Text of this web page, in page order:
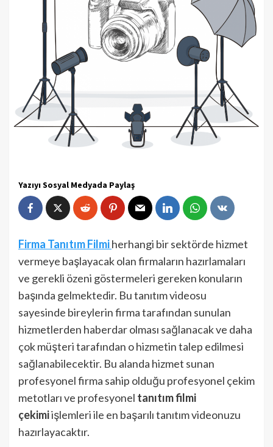
Yazıyı Sosyal Medyada Paylaş
Firma Tanıtım Filmiherhangi bir sektörde hizmet
vermeye başlayacak olan firmaların hazırlamaları
ve gerekli özeni göstermeleri gereken konuların
başında gelmektedir. Bu tanıtım videosu
sayesinde bireylerin firma tarafından sunulan
hizmetlerden haberdar olması sağlanacak ve daha
çok müşteri tarafından o hizmetin talep edilmesi
sağlanabilecektir. Bu alanda hizmet sunan
profesyonel firma sahip olduğu profesyonel çekim
metotları ve profesyonel tanıtım filmi
çekimiişlemleri ile en başarılı tanıtım videonuzu
hazırlayacaktır.